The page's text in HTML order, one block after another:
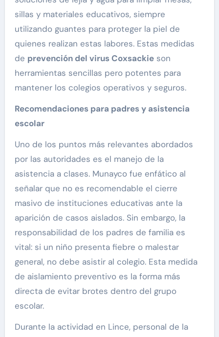
sillas y materiales educativos, siempre
utilizando guantes para proteger la piel de
quienes realizan estas labores. Estas medidas
de prevención del virus Coxsackieson
herramientas sencillas pero potentes para
mantener los colegios operativos y seguros.
Recomendaciones para padres y asistencia
escolar
Uno de los puntos más relevantes abordados
por las autoridades es el manejo de la
asistencia a clases. Munayco fue enfático al
señalar que no es recomendable el cierre
masivo de instituciones educativas ante la
aparición de casos aislados. Sin embargo, la
responsabilidad de los padres de familia es
vital: si un niño presenta fiebre o malestar
general, no debe asistir al colegio. Esta medida
de aislamiento preventivo es la forma más
directa de evitar brotes dentro del grupo
escolar.
Durante la actividad en Lince, personal de la